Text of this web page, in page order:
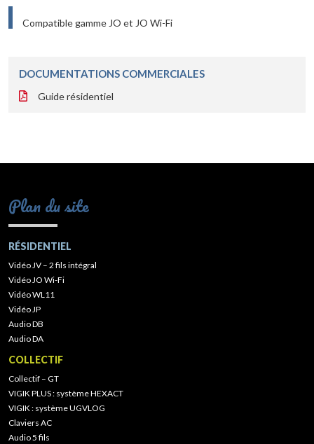
Compatible gamme JO et JO Wi-Fi
DOCUMENTATIONS COMMERCIALES
Guide résidentiel
Plan du site
RÉSIDENTIEL
Vidéo JV – 2 fils intégral
Vidéo JO Wi-Fi
Vidéo WL11
Vidéo JP
Audio DB
Audio DA
COLLECTIF
Collectif – GT
VIGIK PLUS : système HEXACT
VIGIK : système UGVLOG
Claviers AC
Audio 5 fils